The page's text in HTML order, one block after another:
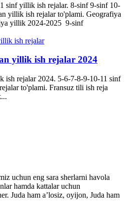
sinf yillik ish rejalar. 8-sinf 9-sinf 10-
yillik ish rejalar to'plami. Geografiya
yillik 2024-2025 9-sinf
yillik ish rejalar 2024
ish rejalar 2024. 5-6-7-8-9-10-11 sinf
to'plami. Fransuz tili ish reja
uchun eng sara sherlarni havola
hamda kattalar uchun
Juda ham a’losiz, oyijon, Juda ham